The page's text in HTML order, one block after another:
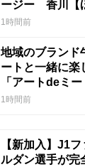
ージー 香川【
1時間前
地域のブランド
ートと一緒に
「アートdeミ
1時間前
【新加入】J1
ルダン選手が